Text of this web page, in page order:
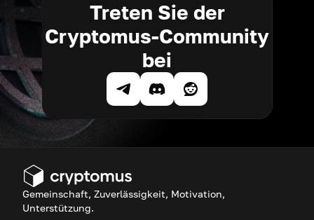
Treten Sie der
Cryptomus-Community
bei
Gemeinschaft, Zuverlässigkeit, Motivation,
Unterstützung.